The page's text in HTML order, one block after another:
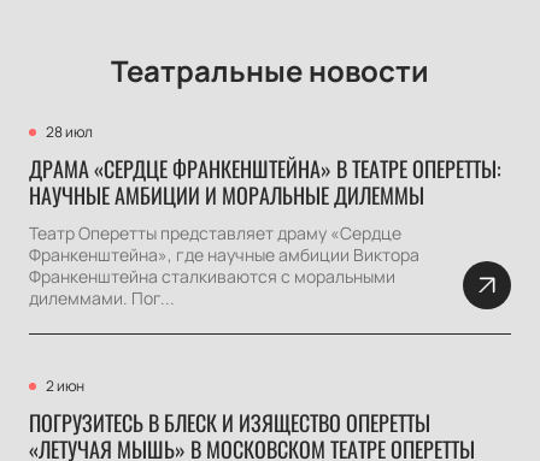
Театральные новости
28 июл
ДРАМА «СЕРДЦЕ ФРАНКЕНШТЕЙНА» В ТЕАТРЕ ОПЕРЕТТЫ:
НАУЧНЫЕ АМБИЦИИ И МОРАЛЬНЫЕ ДИЛЕММЫ
Театр Оперетты представляет драму «Сердце
Франкенштейна», где научные амбиции Виктора
Франкенштейна сталкиваются с моральными
дилеммами. Пог...
2 июн
ПОГРУЗИТЕСЬ В БЛЕСК И ИЗЯЩЕСТВО ОПЕРЕТТЫ
«ЛЕТУЧАЯ МЫШЬ» В МОСКОВСКОМ ТЕАТРЕ ОПЕРЕТТЫ